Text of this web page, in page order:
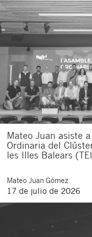
Mateo Juan asiste
Ordinaria del
les Illes Balears
Mateo Juan Gómez
17 de julio de 2026